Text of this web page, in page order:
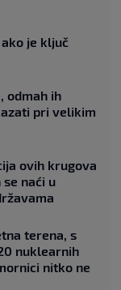
je ključ
odmah ih
pri velikim
ovih krugova
se naći u
terena, s
nuklearnih
nitko ne